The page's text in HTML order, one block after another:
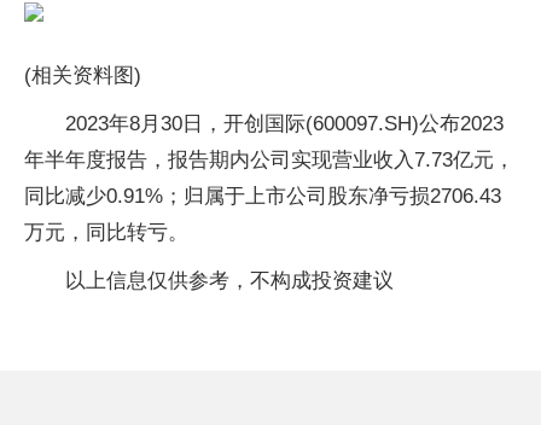
(相关资料图)
2023年8月30日，开创国际(600097.SH)公布2023
年半年度报告，报告期内公司实现营业收入7.73亿元，
同比减少0.91%；归属于上市公司股东净亏损2706.43
万元，同比转亏。
以上信息仅供参考，不构成投资建议